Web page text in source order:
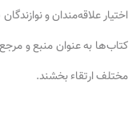
اختیار علاقه‌مندان و
کتاب‌ها به عنوان منبع و
مختلف ارتقاء بخشند.